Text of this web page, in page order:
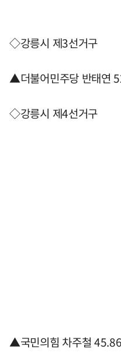
◇강릉시 제3선거구
▲더불어민주당 반태연
◇강릉시 제4선거구
▲국민의힘 차주철